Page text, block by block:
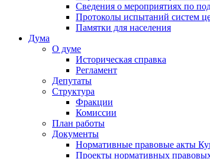
Сведения о мероприятиях по
Протоколы испытаний систем
Памятки для населения
Дума
О думе
Историческая справка
Регламент
Депутаты
Структура
Фракции
Комиссии
План работы
Документы
Нормативные правовые акты
Проекты нормативных